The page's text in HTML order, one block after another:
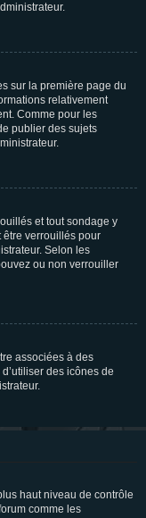
sur la première page du
relativement
Comme pour les
publier des sujets
et tout sondage y
être verrouillés pour
Selon les
ou non verrouiller
associées à des
des icônes de
haut niveau de contrôle
comme les